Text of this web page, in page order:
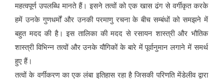
महत्वपूर्ण उपलब्धि मानते हैं। इसने तत्वों को एक खास ढंग से वर्गीकृत करके
हमें उनके गुणधर्मों और उनकी परमाणु रचना के बीच सम्बंधों को समझने में
बहुत मदद की है। इस तालिका की मदद से रसायन शास्त्री और भौतिक
शास्त्री विभिन्न तत्वों और उनके यौगिकों के बारे में पूर्वानुमान लगाने में समर्थ
हुए हैं।
तत्वों के वर्गीकरण का एक लंबा इतिहास रहा है जिसकी परिणति मेंडेलीव द्वारा